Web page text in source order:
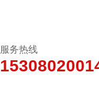
服务热线